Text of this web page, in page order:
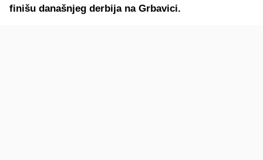
finišu današnjeg derbija na Grbavici.